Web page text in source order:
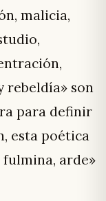
malicia,
rebeldía» son
para definir
esta poética
fulmina, arde»